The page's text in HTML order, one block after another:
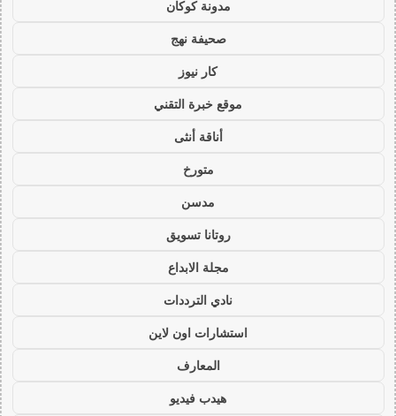
مدونة كوكان
صحيفة نهج
كار نيوز
موقع خبرة التقني
أناقة أنثى
متورخ
مدسن
روتانا تسويق
مجلة الابداع
نادي الترددات
استشارات اون لاين
المعارف
هيدب فيديو